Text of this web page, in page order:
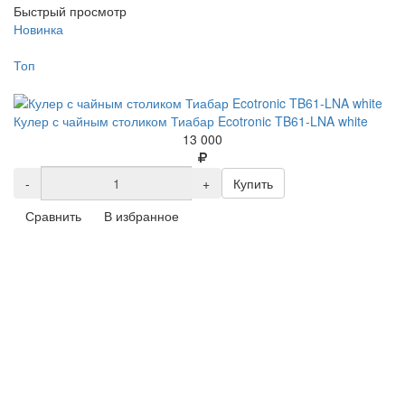
Быстрый просмотр
Новинка
Топ
Кулер с чайным столиком Тиабар Ecotronic TB61-LNA white
13 000
- +
Купить
Сравнить
В избранное